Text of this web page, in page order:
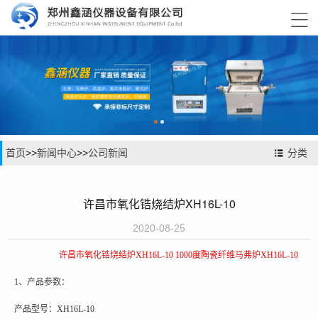

分类
首页>>新闻中心>>公司新闻
许昌市氧化锆烧结炉XH16L-10
2020-08-25
许昌市氧化锆烧结炉XH16L-10 1000度陶瓷纤维马弗炉XH16L-10
1、 产品参数：
产品型号： XH16L-10